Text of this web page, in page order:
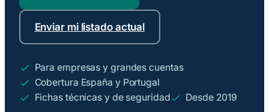
Enviar mi listado actual
Para empresas y grandes cuentas
Cobertura España y Portugal
Fichas técnicas y de seguridad
Desde 2019